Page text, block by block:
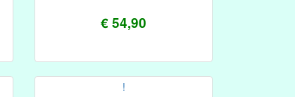
€ 54,90
!